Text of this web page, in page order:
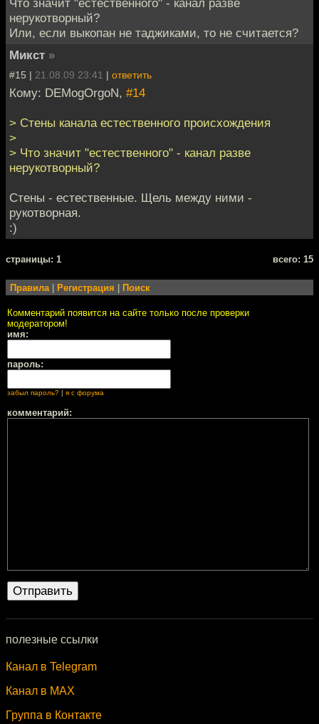
нерукотворный?
Или, если выкопан не таджиками, то не считается?
Микст »
#15 | 21.08.09 23:41 | ответить
Кому: DEMogOrgoN, #14
> Стены канала естественного происхождения
>
> Что значит "естественного" - канал разве
нерукотворный?
Стены - естественные. Щель между ними -
рукотворная.
:)
cтраницы: 1 всего: 15
Правила | Регистрация | Поиск
Комментарий появится на сайте только после проверки
модератором!
имя:
пароль:
забыл пароль? | я с форума
комментарий:
полезные ссылки
Канал в Telegram
Канал в MAX
Группа в Контакте